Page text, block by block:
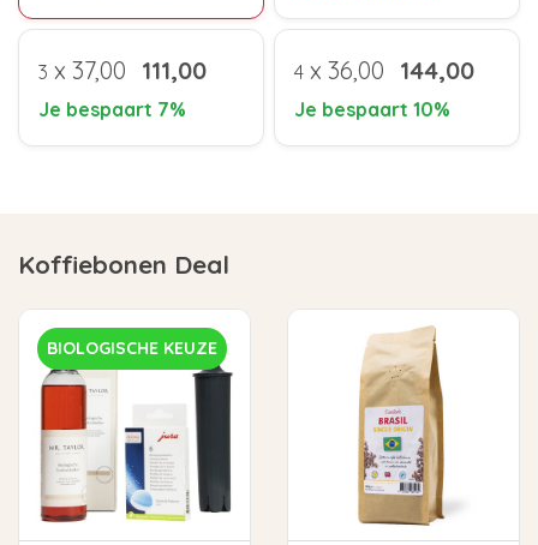
3 x 37,00 111,00
Je bespaart 7%
4 x 36,00 144,00
Je bespaart 10%
Koffiebonen Deal
BIOLOGISCHE KEUZE